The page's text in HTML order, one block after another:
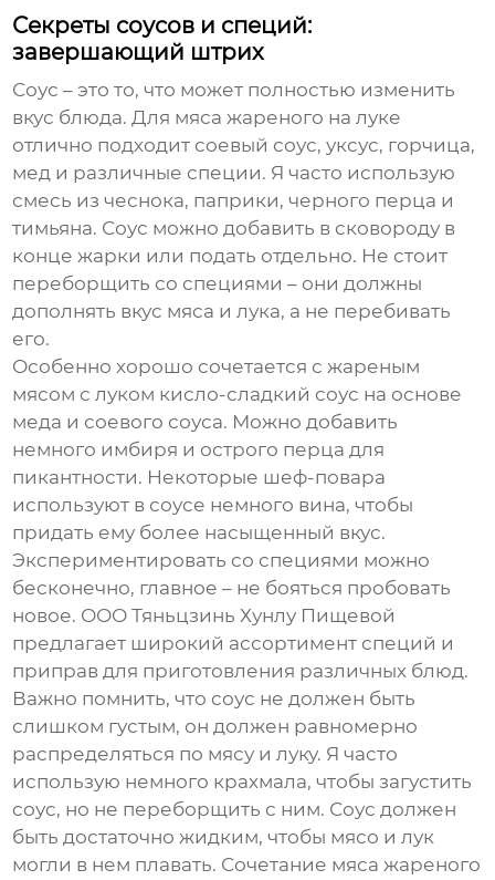
Секреты соусов и специй:
завершающий штрих
Соус – это то, что может полностью изменить
вкус блюда. Для мяса жареного на луке
отлично подходит соевый соус, уксус, горчица,
мед и различные специи. Я часто использую
смесь из чеснока, паприки, черного перца и
тимьяна. Соус можно добавить в сковороду в
конце жарки или подать отдельно. Не стоит
переборщить со специями – они должны
дополнять вкус мяса и лука, а не перебивать
его.
Особенно хорошо сочетается с жареным
мясом с луком кисло-сладкий соус на основе
меда и соевого соуса. Можно добавить
немного имбиря и острого перца для
пикантности. Некоторые шеф-повара
используют в соусе немного вина, чтобы
придать ему более насыщенный вкус.
Экспериментировать со специями можно
бесконечно, главное – не бояться пробовать
новое. ООО Тяньцзинь Хунлу Пищевой
предлагает широкий ассортимент специй и
приправ для приготовления различных блюд.
Важно помнить, что соус не должен быть
слишком густым, он должен равномерно
распределяться по мясу и луку. Я часто
использую немного крахмала, чтобы загустить
соус, но не переборщить с ним. Соус должен
быть достаточно жидким, чтобы мясо и лук
могли в нем плавать. Сочетание мяса жареного